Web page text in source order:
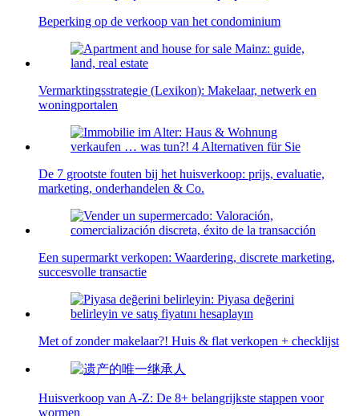
Beperking op de verkoop van het condominium
Vermarktingsstrategie (Lexikon): Makelaar, netwerk en
woningportalen
De 7 grootste fouten bij het huisverkoop: prijs, evaluatie,
marketing, onderhandelen & Co.
Een supermarkt verkopen: Waardering, discrete marketing,
succesvolle transactie
Met of zonder makelaar?! Huis & flat verkopen + checklijst
Huisverkoop van A-Z: De 8+ belangrijkste stappen voor
wormen